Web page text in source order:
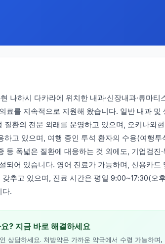
나하시 다카라에 위치한 내과·신장내과·류마
료를 지속적으로 지원해 왔습니다. 일반 내과 및
질환의 전문 외래를 운영하고 있으며, 오키나와
하고 있으며, 여행 중인 투석 환자의 수용(여행
등 폭넓은 질환에 대응하는 것 외에도, 기업검진
되어 있습니다. 영어 진료가 가능하며, 신용카
추고 있으며, 진료 시간은 평일 9:00~17:30(오
다.
? 지금 바로 해결하세요
상담하세요. 처방약은 가까운 약국에서 수령 가능하며,